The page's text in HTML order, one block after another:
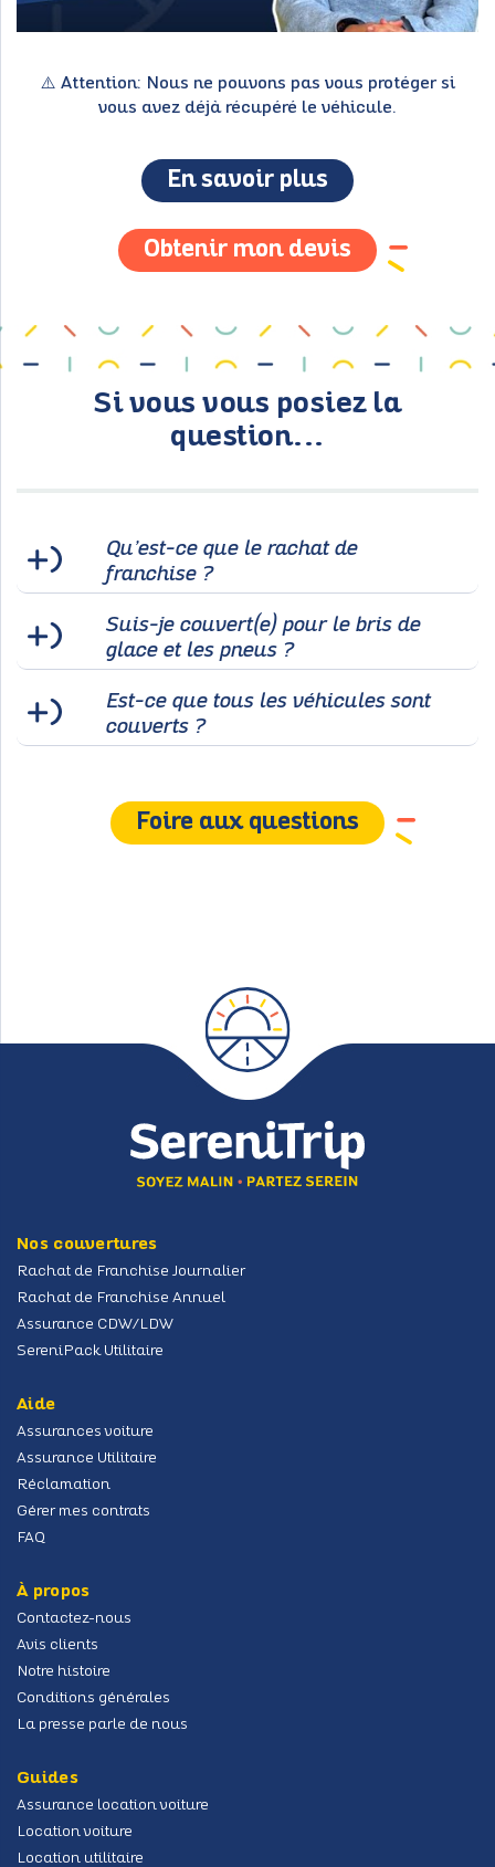
⚠️ Attention: Nous ne pouvons pas vous protéger si
vous avez déjà récupéré le véhicule.
En savoir plus
Obtenir mon devis
Si vous vous posiez la
question...
Qu’est-ce que le rachat de
franchise ?
Suis-je couvert(e) pour le bris de
glace et les pneus ?
Est-ce que tous les véhicules sont
couverts ?
Foire aux questions
Nos couvertures
Rachat de Franchise Journalier
Rachat de Franchise Annuel
Assurance CDW/LDW
SereniPack Utilitaire
Aide
Assurances voiture
Assurance Utilitaire
Réclamation
Gérer mes contrats
FAQ
À propos
Contactez-nous
Avis clients
Notre histoire
Conditions générales
La presse parle de nous
Guides
Assurance location voiture
Location voiture
Location utilitaire